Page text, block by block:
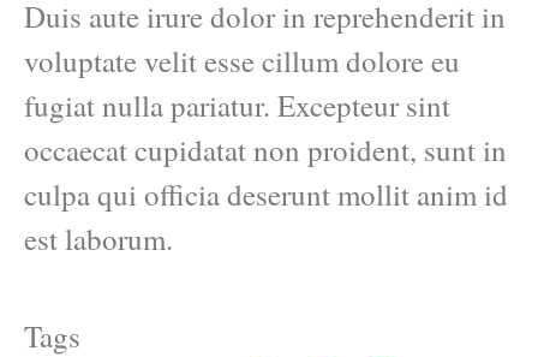
Duis aute irure dolor in reprehenderit in
voluptate velit esse cillum dolore eu
fugiat nulla pariatur. Excepteur sint
occaecat cupidatat non proident, sunt in
culpa qui officia deserunt mollit anim id
est laborum.
Tags